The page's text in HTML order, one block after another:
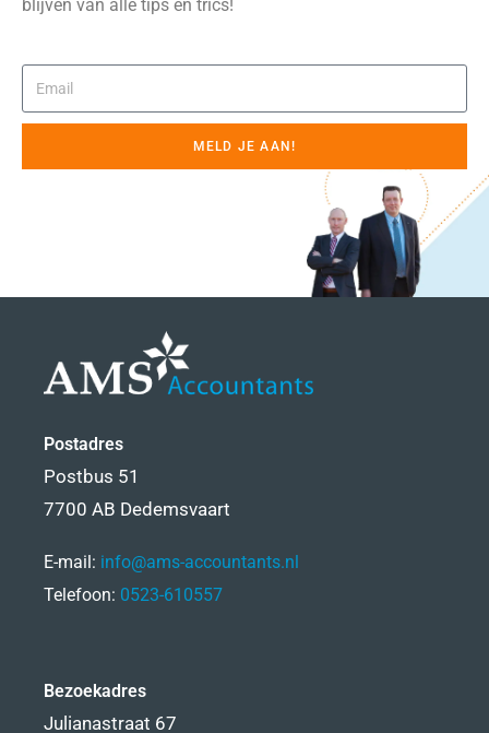
blijven van alle tips en trics!
MELD JE AAN!
Postadres
Postbus 51
7700 AB Dedemsvaart
E-mail: info@ams-accountants.nl
Telefoon: 0523-610557
Bezoekadres
Julianastraat 67